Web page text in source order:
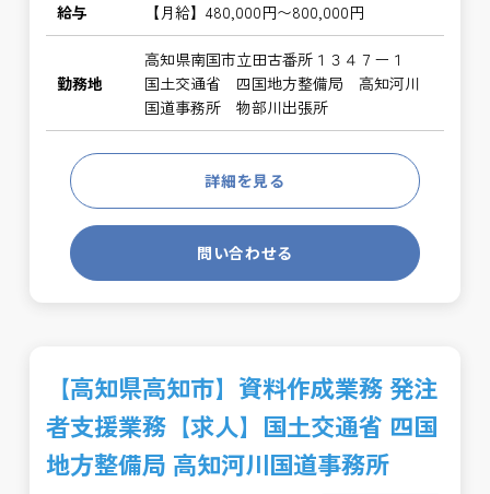
給与 【月給】480,000円〜800,000円
勤務地
高知県南国市立田古番所１３４７ー１
国土交通省 四国地方整備局 高知河川
国道事務所 物部川出張所
詳細を見る
問い合わせる
【高知県高知市】資料作成業務 発注
者支援業務【求人】国土交通省 四国
地方整備局 高知河川国道事務所